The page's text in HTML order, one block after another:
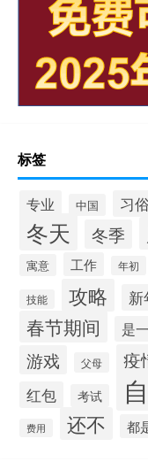
标签
专业 中国 习俗
冬天 冬季
寓意 工作 年初
技能 攻略 新
春节期间 是
游戏 父母 疫
红包 考试
费用 还不 都